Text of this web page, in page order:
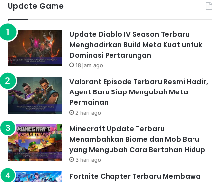
Update Game
Update Diablo IV Season Terbaru
Menghadirkan Build Meta Kuat untuk
Dominasi Pertarungan
18 jam ago
Valorant Episode Terbaru Resmi Hadir,
Agent Baru Siap Mengubah Meta
Permainan
2 hari ago
Minecraft Update Terbaru
Menambahkan Biome dan Mob Baru
yang Mengubah Cara Bertahan Hidup
3 hari ago
Fortnite Chapter Terbaru Membawa